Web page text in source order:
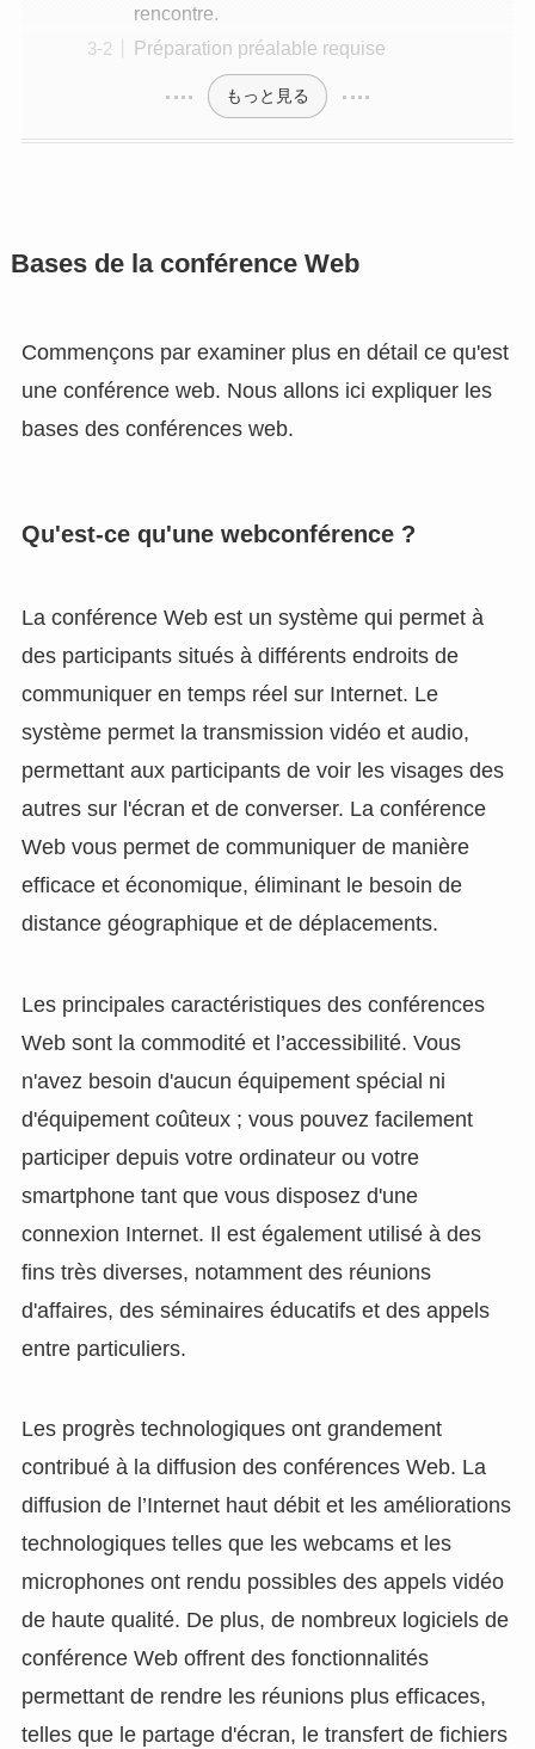
rencontre.
Préparation préalable requise
もっと見る
Bases de la conférence Web
Commençons par examiner plus en détail ce qu'est
une conférence web. Nous allons ici expliquer les
bases des conférences web.
Qu'est-ce qu'une webconférence ?
La conférence Web est un système qui permet à
des participants situés à différents endroits de
communiquer en temps réel sur Internet. Le
système permet la transmission vidéo et audio,
permettant aux participants de voir les visages des
autres sur l'écran et de converser. La conférence
Web vous permet de communiquer de manière
efficace et économique, éliminant le besoin de
distance géographique et de déplacements.
Les principales caractéristiques des conférences
Web sont la commodité et l’accessibilité. Vous
n'avez besoin d'aucun équipement spécial ni
d'équipement coûteux ; vous pouvez facilement
participer depuis votre ordinateur ou votre
smartphone tant que vous disposez d'une
connexion Internet. Il est également utilisé à des
fins très diverses, notamment des réunions
d'affaires, des séminaires éducatifs et des appels
entre particuliers.
Les progrès technologiques ont grandement
contribué à la diffusion des conférences Web. La
diffusion de l’Internet haut débit et les améliorations
technologiques telles que les webcams et les
microphones ont rendu possibles des appels vidéo
de haute qualité. De plus, de nombreux logiciels de
conférence Web offrent des fonctionnalités
permettant de rendre les réunions plus efficaces,
telles que le partage d'écran, le transfert de fichiers